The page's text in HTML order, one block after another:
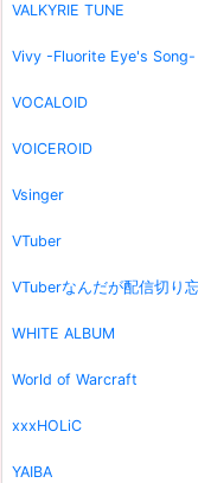
VALKYRIE TUNE
Vivy -Fluorite Eye's Song-
VOCALOID
VOICEROID
Vsinger
VTuber
VTuberなんだが配信切り
WHITE ALBUM
World of Warcraft
xxxHOLiC
YAIBA